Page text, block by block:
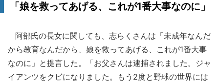
「娘を救ってあげる、これが1番大事なのに」
阿部氏の長女に関しても、志らくさんは「未成年なんだ
から教育なんだから、娘を救ってあげる、これが1番大事
なのに」と提言した。「お父さんは逮捕されました。ジャ
イアンツをクビになりました。もう2度と野球の世界には